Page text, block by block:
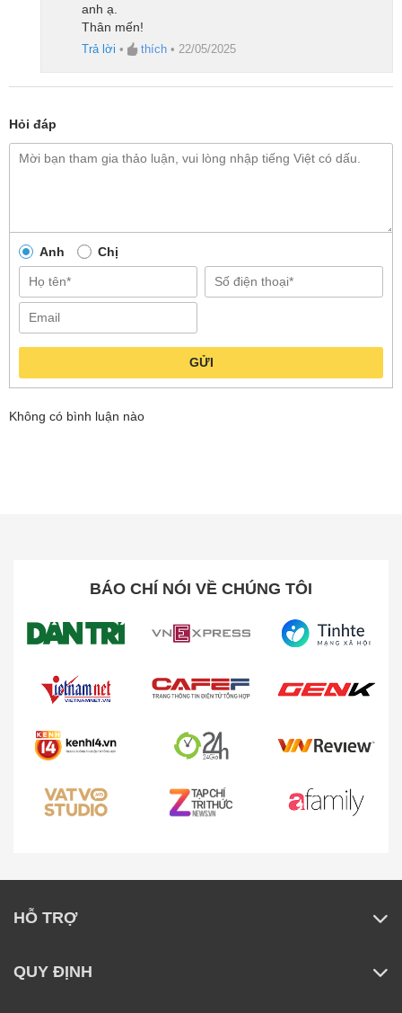
CÂU HỎI CHUNG THƯỜNG GẶP
Làm sao tôi có thể biết đây là hàng chính hãng?
Giá sản phẩm trên web đã bao gồm thuế VAT
Phương thức trả góp sản phẩm như thế nào?
Mua trực tiếp và online thì chất lượng sản phẩm
có như nhau không?
Tôi muốn kiểm tra đơn hàng đã đặt thì làm như
thế nào? Vào đâu để kiểm tra?
anh ạ.
Thân mến!
Trả lời • thích • 22/05/2025
Hỏi đáp
Anh Chị
GỬI
Không có bình luận nào
BÁO CHÍ NÓI VỀ CHÚNG TÔI
HỖ TRỢ
QUY ĐỊNH